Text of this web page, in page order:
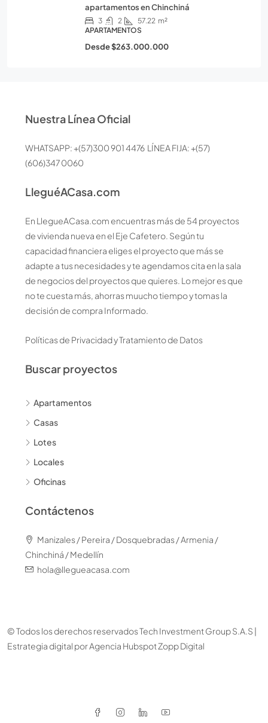
apartamentos en Chinchiná
3 2 57.22 m²
APARTAMENTOS
Desde$263.000.000
Nuestra Línea Oficial
WHATSAPP: +(57)300 901 4476 LÍNEA FIJA: +(57)
(606)347 0060
LleguéACasa.com
En LlegueACasa.com encuentras más de 54 proyectos
de vivienda nueva en el Eje Cafetero. Según tu
capacidad financiera eliges el proyecto que más se
adapte a tus necesidades y te agendamos cita en la sala
de negocios del proyectos que quieres. Lo mejor es que
no te cuesta más, ahorras muucho tiempo y tomas la
decisión de compra Informado.
Políticas de Privacidad y Tratamiento de Datos
Buscar proyectos
Apartamentos
Casas
Lotes
Locales
Oficinas
Contáctenos
Manizales / Pereira / Dosquebradas / Armenia /
Chinchiná / Medellín
hola@llegueacasa.com
© Todos los derechos reservados Tech Investment Group S.A.S |
Estrategia digital porAgencia Hubspot Zopp Digital